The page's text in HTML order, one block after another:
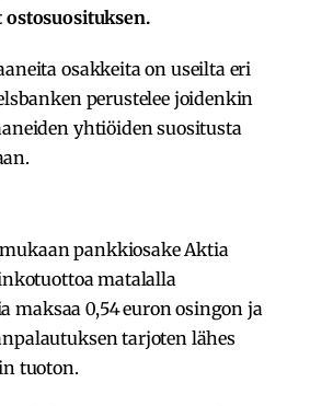
osakkeita on useilta eri
perustelee joidenkin
yhtiöiden suositusta
pankkiosake Aktia
matalalla
0,54 euron osingon ja
tarjoten lähes
tuoton.